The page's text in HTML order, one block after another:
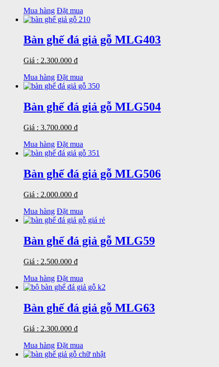
Mua hàng Đặt mua
Bàn ghế đá giả gỗ MLG403
Giá : 2.300.000 đ
Mua hàng Đặt mua
Bàn ghế đá giả gỗ MLG504
Giá : 3.700.000 đ
Mua hàng Đặt mua
Bàn ghế đá giả gỗ MLG506
Giá : 2.000.000 đ
Mua hàng Đặt mua
Bàn ghế đá giả gỗ MLG59
Giá : 2.500.000 đ
Mua hàng Đặt mua
Bàn ghế đá giả gỗ MLG63
Giá : 2.300.000 đ
Mua hàng Đặt mua